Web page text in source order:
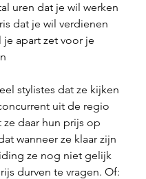
uren dat je wil werken
dat je wil verdienen
je apart zet voor je
stylistes dat ze kijken
uit de regio
ze daar hun prijs op
wanneer ze klaar zijn
ze nog niet gelijk
durven te vragen. Of: